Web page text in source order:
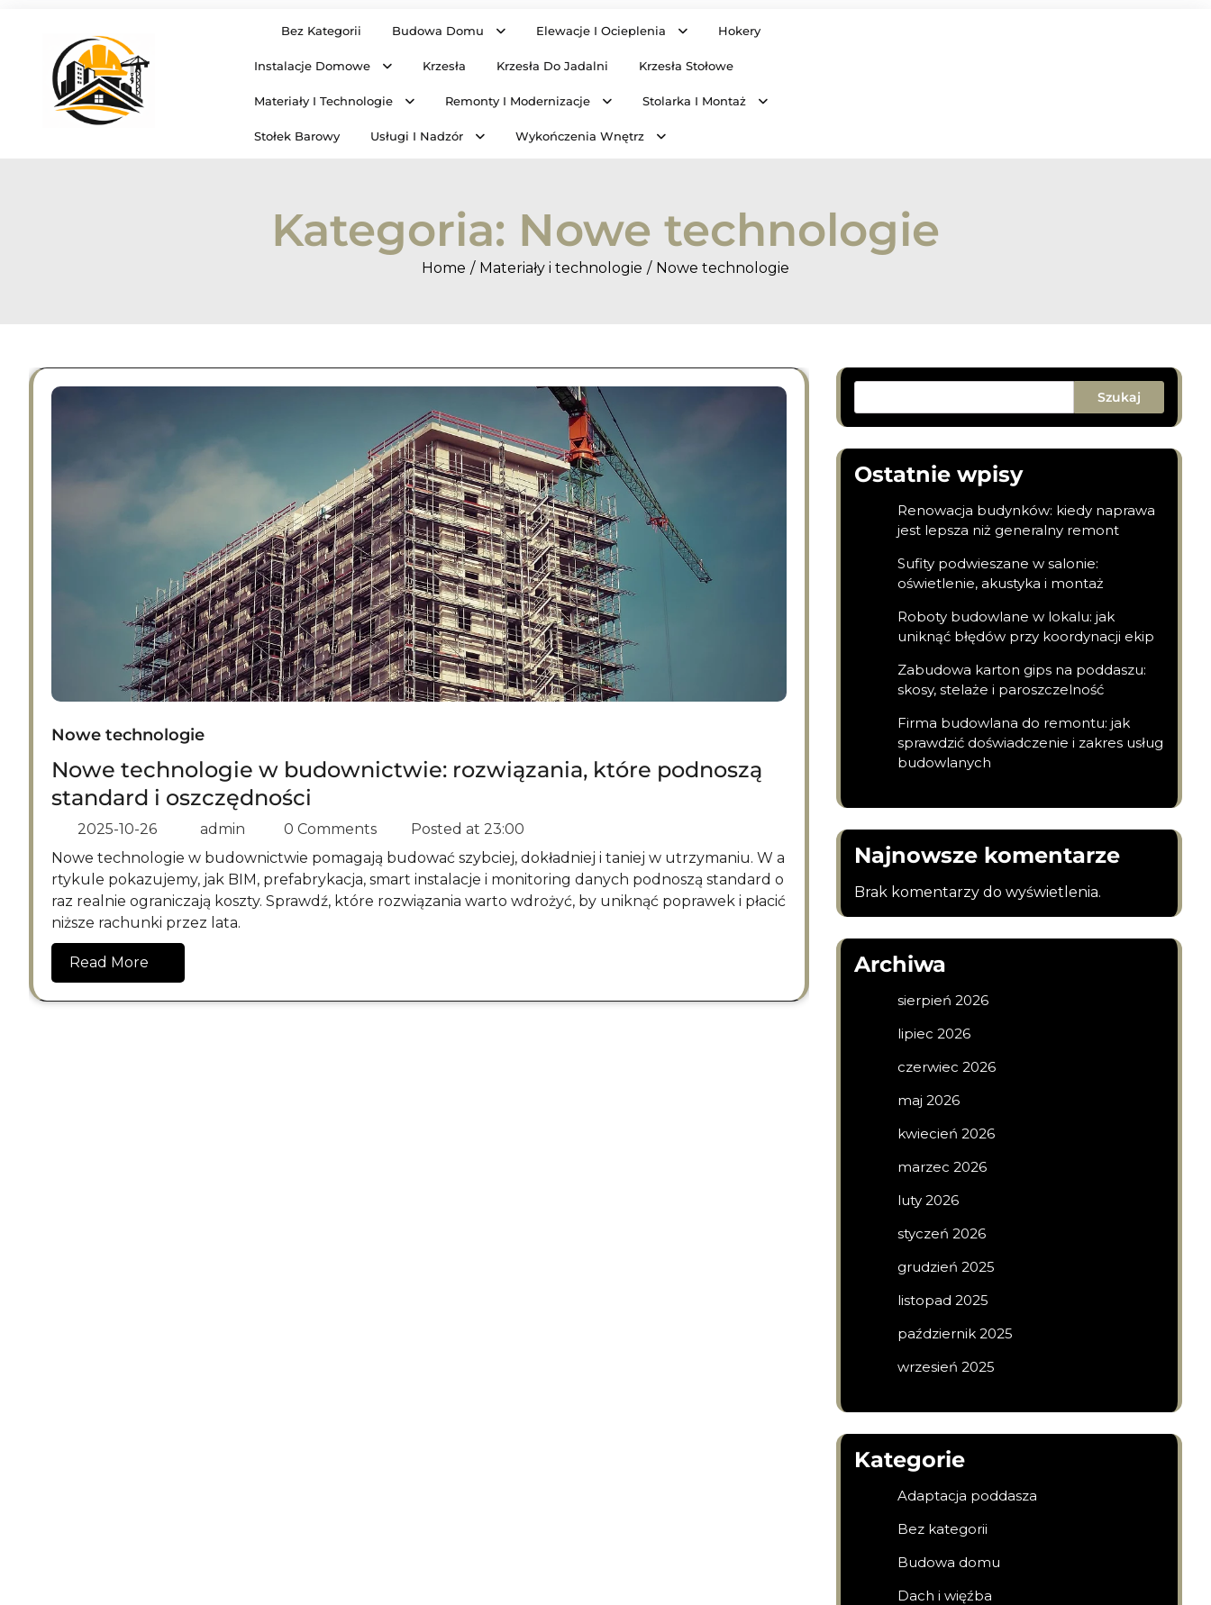
content
Bez Kategorii Budowa Domu Elewacje I Ocieplenia Hokery
Instalacje Domowe Krzesła Krzesła Do Jadalni Krzesła Stołowe
Materiały I Technologie Remonty I Modernizacje Stolarka I Montaż
Stołek Barowy Usługi I Nadzór Wykończenia Wnętrz
Kategoria: Nowe technologie
Home Materiały i technologie Nowe technologie
Nowe technologie
Nowe technologie w budownictwie: rozwiązania, które podnoszą
standard i oszczędności
2025-10-26 admin 0 Comments Posted at 23:00
Nowe technologie w budownictwie pomagają budować szybciej, dokładniej i taniej w utrzymaniu. W a
rtykule pokazujemy, jak BIM, prefabrykacja, smart instalacje i monitoring danych podnoszą standard o
raz realnie ograniczają koszty. Sprawdź, które rozwiązania warto wdrożyć, by uniknąć poprawek i płacić
niższe rachunki przez lata.
Read More
Szukaj
Ostatnie wpisy
Renowacja budynków: kiedy naprawa
jest lepsza niż generalny remont
Sufity podwieszane w salonie:
oświetlenie, akustyka i montaż
Roboty budowlane w lokalu: jak
uniknąć błędów przy koordynacji ekip
Zabudowa karton gips na poddaszu:
skosy, stelaże i paroszczelność
Firma budowlana do remontu: jak
sprawdzić doświadczenie i zakres usług
budowlanych
Najnowsze komentarze
Brak komentarzy do wyświetlenia.
Archiwa
sierpień 2026
lipiec 2026
czerwiec 2026
maj 2026
kwiecień 2026
marzec 2026
luty 2026
styczeń 2026
grudzień 2025
listopad 2025
październik 2025
wrzesień 2025
Kategorie
Adaptacja poddasza
Bez kategorii
Budowa domu
Dach i więźba